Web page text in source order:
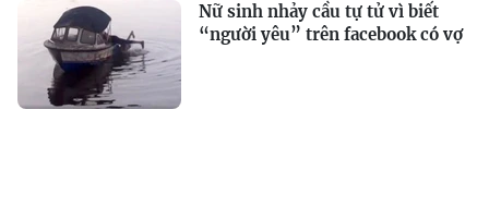
Nữ sinh nhảy cầu tự tử vì biết
“người yêu” trên facebook có vợ